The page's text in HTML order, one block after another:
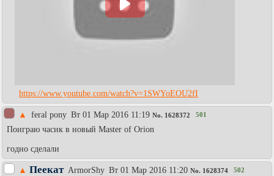
https://www.youtube.com/watch?v=1SWYoEOU2fI
▲ feral pony Вт 01 Мар 2016 11:19 No. 1628372 501
Поиграю часик в новый Master of Orion
годно сделали
▲ Пеекат АrmоrShy Вт 01 Мар 2016 11:20 No. 1628374 502